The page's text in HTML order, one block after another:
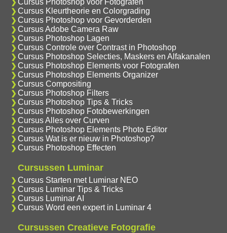
Cursus Kleurtheorie en Colorgrading
Cursus Photoshop voor Gevorderden
Cursus Adobe Camera Raw
Cursus Photoshop Lagen
Cursus Controle over Contrast in Photoshop
Cursus Photoshop Selecties, Maskers en Alfakanalen
Cursus Photoshop Elements voor Fotografen
Cursus Photoshop Elements Organizer
Cursus Compositing
Cursus Photoshop Filters
Cursus Photoshop Tips & Tricks
Cursus Photoshop Fotobewerkingen
Cursus Alles over Curven
Cursus Photoshop Elements Photo Editor
Cursus Wat is er nieuw in Photoshop?
Cursus Photoshop Effecten
Cursussen Luminar
Cursus Starten met Luminar NEO
Cursus Luminar Tips & Tricks
Cursus Luminar AI
Cursus Word een expert in Luminar 4
Cursussen Creatieve Fotografie